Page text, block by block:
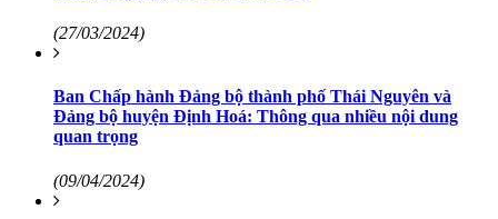
(27/03/2024)
Ban Chấp hành Đảng bộ thành phố Thái Nguyên và
Đảng bộ huyện Định Hoá: Thông qua nhiều nội dung
quan trọng
(09/04/2024)